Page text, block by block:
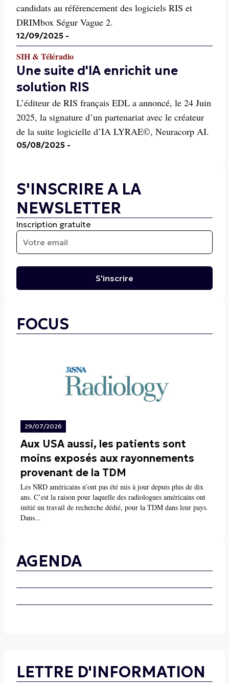
candidats au référencement des logiciels RIS et
DRIMbox Ségur Vague 2.
12/09/2025 -
SIH & Téléradio
Une suite d'IA enrichit une
solution RIS
L’éditeur de RIS français EDL a annoncé, le 24 Juin
2025, la signature d’un partenariat avec le créateur
de la suite logicielle d’IA LYRAE©, Neuracorp AI.
05/08/2025 -
S'INSCRIRE A LA
NEWSLETTER
Inscription gratuite
S'inscrire
FOCUS
29/07/2026
Aux USA aussi, les patients sont
moins exposés aux rayonnements
provenant de la TDM
Les NRD américains n’ont pas été mis à jour depuis plus de dix
ans. C’est la raison pour laquelle des radiologues américains ont
initié un travail de recherche dédié, pour la TDM dans leur pays.
Dans...
AGENDA
LETTRE D'INFORMATION